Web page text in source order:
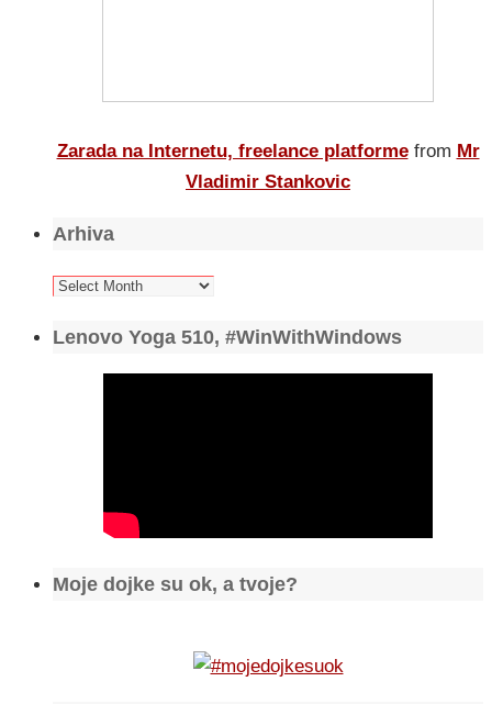
Zarada na Internetu, freelance platforme from Mr
Vladimir Stankovic
Arhiva
Arhiva
Lenovo Yoga 510, #WinWithWindows
Moje dojke su ok, a tvoje?